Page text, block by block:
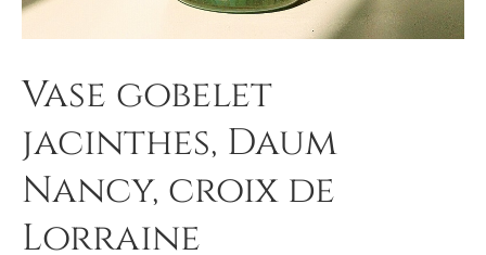
Vase gobelet
jacinthes, Daum
Nancy, croix de
Lorraine